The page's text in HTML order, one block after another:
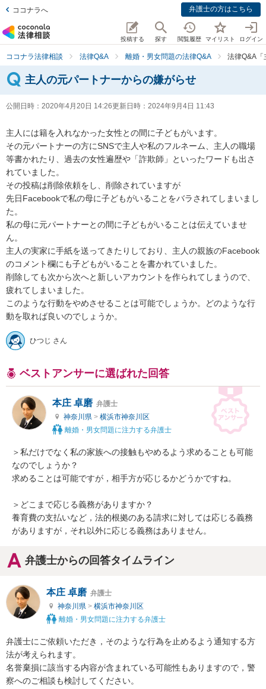
ココナラへ 弁護士の方はこちら
投稿する 探す 閲覧履歴 マイリスト ログイン
ココナラ法律相談 法律Q&A 離婚・男女問題の法律Q&A 法律Q&A「
主人の元パートナーからの嫌がらせ
公開日時： 2020年4月20日 14:26更新日時： 2024年9月4日 11:43
主人には籍を入れなかった女性との間に子どもがいます。
その元パートナーの方にSNSで主人や私のフルネーム、主人の職場
等書かれたり、過去の女性遍歴や「詐欺師」といったワードも出さ
れていました。
その投稿は削除依頼をし、削除されていますが
先日Facebookで私の母に子どもがいることをバラされてしまいまし
た。
私の母に元パートナーとの間に子どもがいることは伝えていませ
ん。
主人の実家に手紙を送ってきたりしており、主人の親族のFacebook
のコメント欄にも子どもがいることを書かれていました。
削除しても次から次へと新しいアカウントを作られてしまうので、
疲れてしまいました。
このような行動をやめさせることは可能でしょうか。どのような行
動を取れば良いのでしょうか。
ひつじ さん
ベストアンサーに選ばれた回答
本庄 卓磨 弁護士
神奈川県 > 横浜市神奈川区
離婚・男女問題に注力する弁護士
＞私だけでなく私の家族への接触もやめるよう求めることも可能
なのでしょうか？
求めることは可能ですが，相手方が応じるかどうかですね。
＞どこまで応じる義務がありますか？
養育費の支払いなど，法的根拠のある請求に対しては応じる義務
がありますが，それ以外に応じる義務はありません。
弁護士からの回答タイムライン
本庄 卓磨 弁護士
神奈川県 > 横浜市神奈川区
離婚・男女問題に注力する弁護士
弁護士にご依頼いただき，そのような行為を止めるよう通知する方
法が考えられます。
名誉棄損に該当する内容が含まれている可能性もありますので，警
察へのご相談も検討してください。